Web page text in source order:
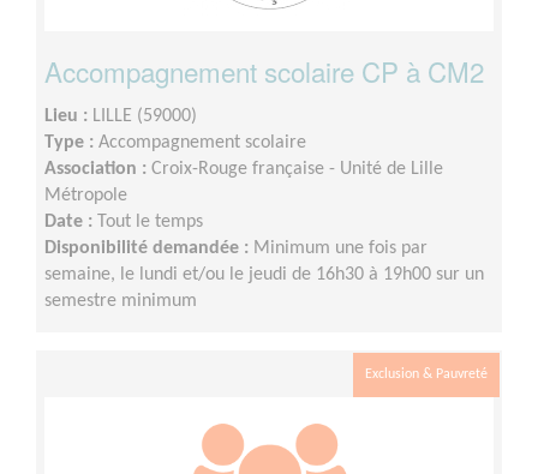
Accompagnement scolaire CP à CM2
Lieu : LILLE (59000)
Type : Accompagnement scolaire
Association : Croix-Rouge française - Unité de Lille
Métropole
Date : Tout le temps
Disponibilité demandée : Minimum une fois par
semaine, le lundi et/ou le jeudi de 16h30 à 19h00 sur un
semestre minimum
Exclusion & Pauvreté